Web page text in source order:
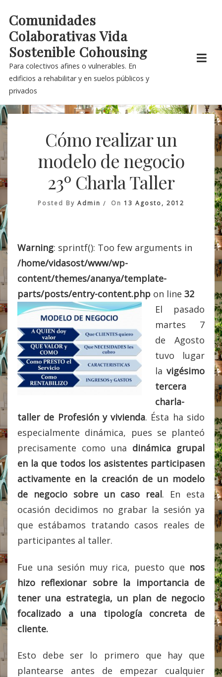
content
Comunidades
Colaborativas Vida
Sostenible Cohousing
Para colectivos afines o vulnerables. En
edificios a rehabilitar y en suelos públicos y
privados
Cómo realizar un
modelo de negocio
23º Charla Taller
Posted By Admin On 13 Agosto, 2012
Warning: sprintf(): Too few arguments in
/home/vidasost/www/wp-
content/themes/ananya/template-
parts/posts/entry-content.php on line 32
El pasado
martes 7
de Agosto
tuvo lugar
la vigésimo
tercera
charla-
taller de Profesión y vivienda. Ésta ha sido
especialmente dinámica, pues se planteó
precisamente como una dinámica grupal
en la que todos los asistentes participasen
activamente en la creación de un modelo
de negocio sobre un caso real. En esta
ocasión decidimos no grabar la sesión ya
que estábamos tratando casos reales de
participantes al taller.
Fue una sesión muy rica, puesto que nos
hizo reflexionar sobre la importancia de
tener una estrategia, un plan de negocio
focalizado a una tipología concreta de
cliente.
Esto debe ser lo primero que hay que
plantearse antes de empezar cualquier